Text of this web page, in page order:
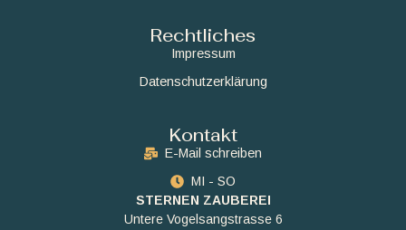
Rechtliches
Impressum
Datenschutzerklärung
Kontakt
E-Mail schreiben
MI - SO
STERNEN ZAUBEREI
Untere Vogelsangstrasse 6